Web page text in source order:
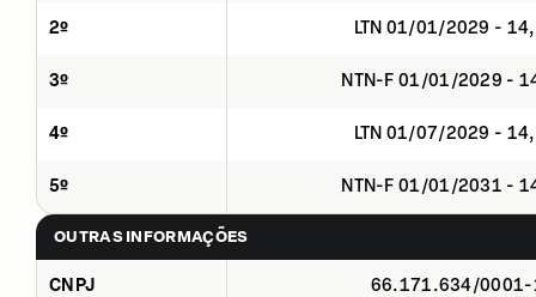
2º LTN 01/01/2029 -
3º NTN-F 01/01/2029 -
4º LTN 01/07/2029 -
5º NTN-F 01/01/2031 -
OUTRAS INFORMAÇÕES
CNPJ 66.171.634/0001-